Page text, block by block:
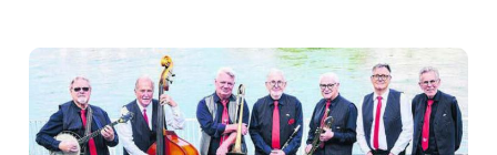
Stellen
Paper